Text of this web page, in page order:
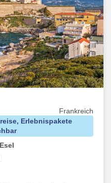
Frankreich
Erlebnispakete